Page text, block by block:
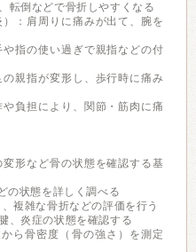
転倒などで骨折しやすくなる
：肩周りに痛みが出て、腕を
指の使い過ぎで親指などの付
親指が変形し、歩行時に痛み
負担により、関節・筋肉に痛
形など骨の状態を確認する基
の状態を詳しく調べる
複雑な骨折などの評価を行う
、炎症の状態を確認する
ら骨密度（骨の強さ）を測定